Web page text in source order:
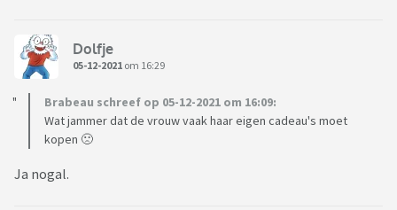
Dolfje
05-12-2021 om 16:29
Brabeau schreef op 05-12-2021 om 16:09:
Wat jammer dat de vrouw vaak haar eigen cadeau's moet
kopen 🙁
Ja nogal.